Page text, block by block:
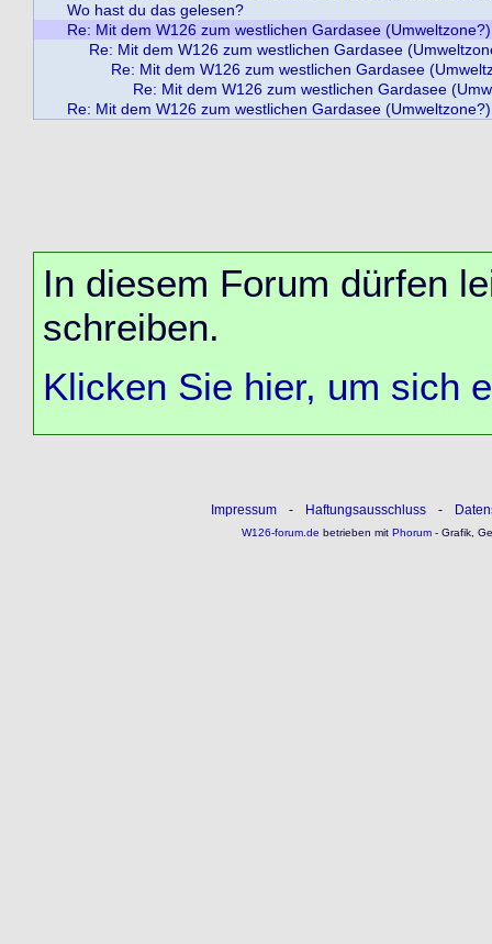
Wo hast du das gelesen?
Re: Mit dem W126 zum westlichen Gardasee (Umweltzone?)
Re: Mit dem W126 zum westlichen Gardasee
Re: Mit dem W126 zum westlichen Gardasee
Re: Mit dem W126 zum westlichen Gardasee
Re: Mit dem W126 zum westlichen Gardasee (Umweltzone?)
In diesem Forum dürfen
schreiben.
Klicken Sie hier, um sich
Impressum - Haftungsausschluss -
W126-forum.de betrieben mitPhorum- Grafik,